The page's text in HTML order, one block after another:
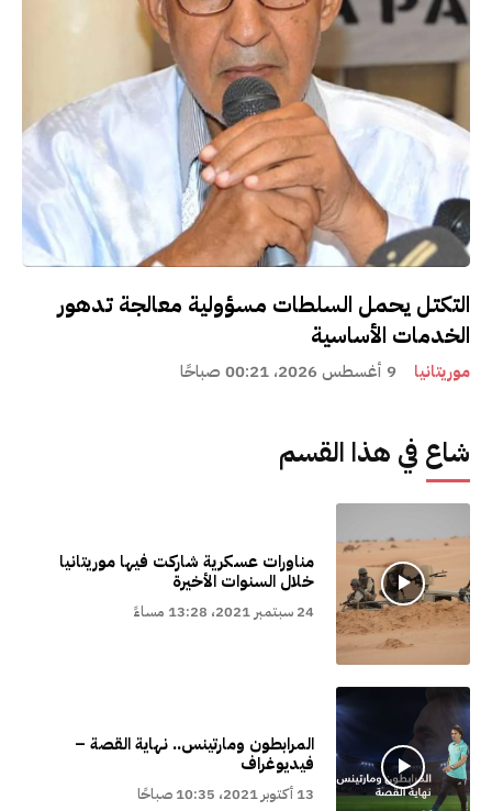
التكتل يحمل السلطات مسؤولية معالجة تدهور
الخدمات الأساسية
موريتانيا 9 أغسطس 2026، 00:21 صباحًا
شاع في هذا القسم
مناورات عسكرية شاركت فيها موريتانيا
خلال السنوات الأخيرة
24 سبتمبر 2021، 13:28 مساءً
المرابطون ومارتينس.. نهاية القصة –
فيديوغراف
13 أكتوبر 2021، 10:35 صباحًا